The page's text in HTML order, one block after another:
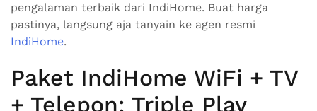
pengalaman terbaik dari IndiHome. Buat harga
pastinya, langsung aja tanyain ke agen resmi
IndiHome.
Paket IndiHome WiFi + TV
+ Telepon: Triple Play